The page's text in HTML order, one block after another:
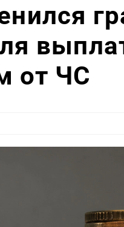
от ЧС